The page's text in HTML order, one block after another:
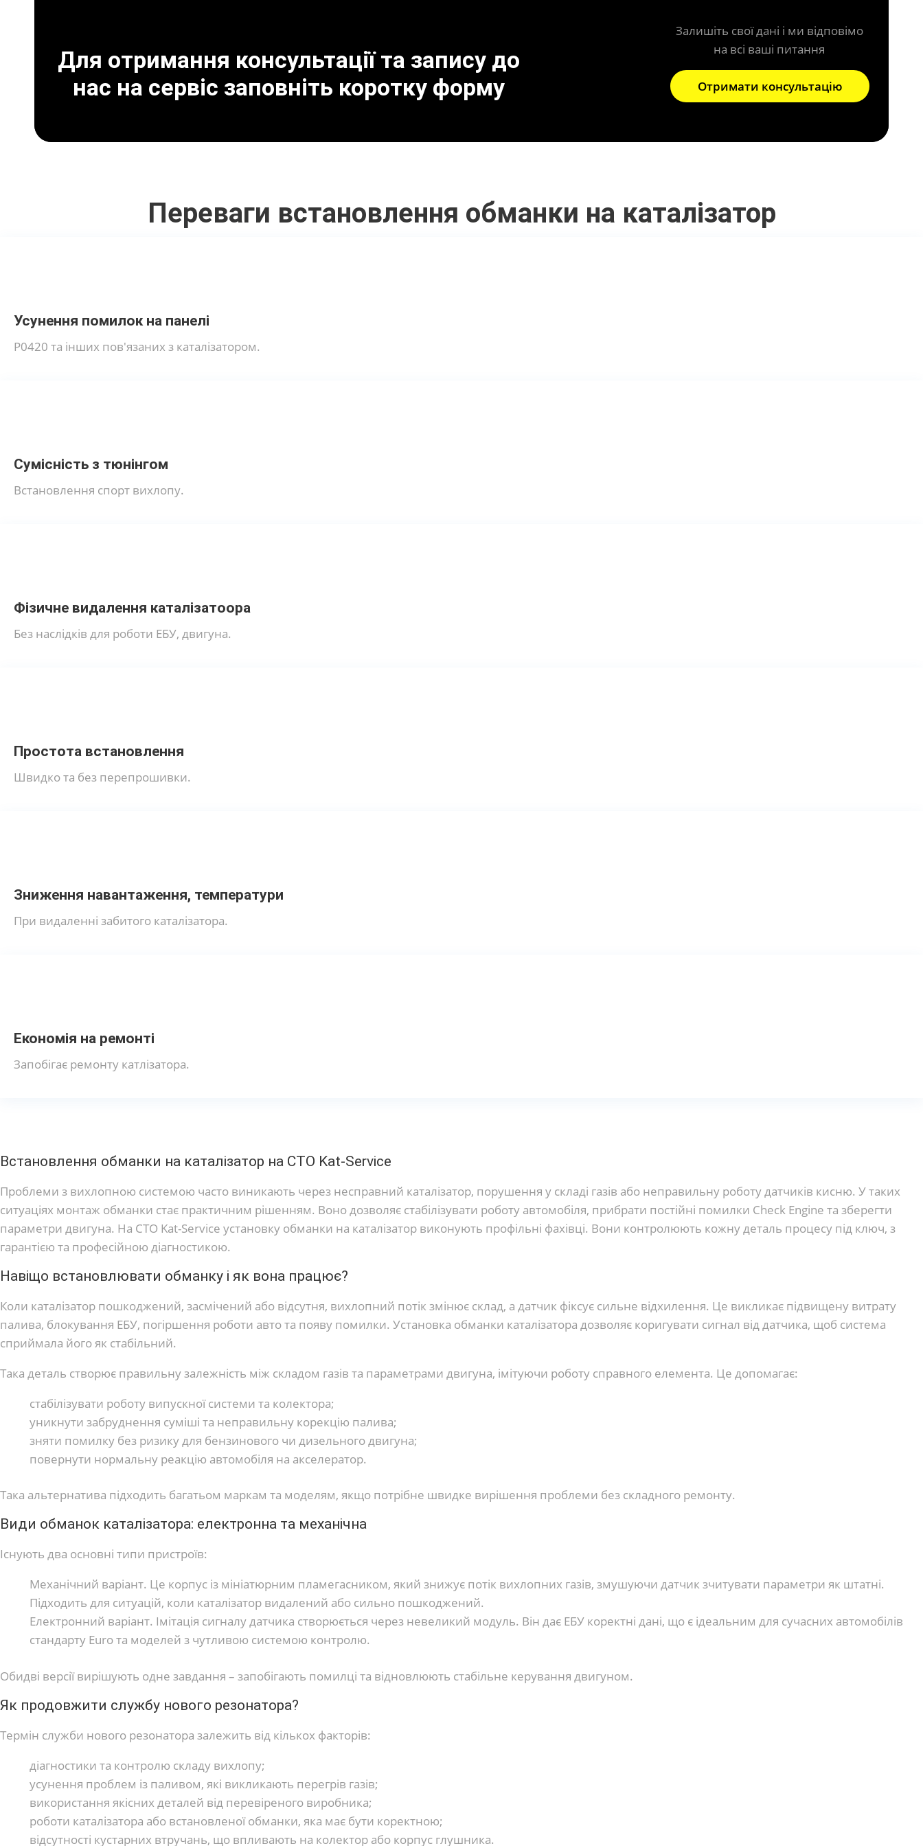
Для отримання консультації та запису до
нас на сервіс заповніть коротку форму
Залишіть свої дані і ми відповімо
на всі ваші питання
Отримати консультацію
Переваги встановлення обманки на каталізатор
Усунення помилок на панелі
Р0420 та інших пов'язаних з каталізатором.
Сумісність з тюнінгом
Встановлення спорт вихлопу.
Фізичне видалення каталізатоора
Без наслідків для роботи ЕБУ, двигуна.
Простота встановлення
Швидко та без перепрошивки.
Зниження навантаження, температури
При видаленні забитого каталізатора.
Економія на ремонті
Запобігає ремонту катлізатора.
Встановлення обманки на каталізатор на СТО Kat-Service
Проблеми з вихлопною системою часто виникають через несправний каталізатор, порушення у складі газів або неправильну роботу датчиків кисню. У таких
ситуаціях монтаж обманки стає практичним рішенням. Воно дозволяє стабілізувати роботу автомобіля, прибрати постійні помилки Check Engine та зберегти
параметри двигуна. На СТО Kat-Service установку обманки на каталізатор виконують профільні фахівці. Вони контролюють кожну деталь процесу під ключ, з
гарантією та професійною діагностикою.
Навіщо встановлювати обманку і як вона працює?
Коли каталізатор пошкоджений, засмічений або відсутня, вихлопний потік змінює склад, а датчик фіксує сильне відхилення. Це викликає підвищену витрату
палива, блокування ЕБУ, погіршення роботи авто та появу помилки. Установка обманки каталізатора дозволяє коригувати сигнал від датчика, щоб система
сприймала його як стабільний.
Така деталь створює правильну залежність між складом газів та параметрами двигуна, імітуючи роботу справного елемента. Це допомагає:
стабілізувати роботу випускної системи та колектора;
уникнути забруднення суміші та неправильну корекцію палива;
зняти помилку без ризику для бензинового чи дизельного двигуна;
повернути нормальну реакцію автомобіля на акселератор.
Така альтернатива підходить багатьом маркам та моделям, якщо потрібне швидке вирішення проблеми без складного ремонту.
Види обманок каталізатора: електронна та механічна
Існують два основні типи пристроїв:
Механічний варіант. Це корпус із мініатюрним пламегасником, який знижує потік вихлопних газів, змушуючи датчик зчитувати параметри як штатні.
Підходить для ситуацій, коли каталізатор видалений або сильно пошкоджений.
Електронний варіант. Імітація сигналу датчика створюється через невеликий модуль. Він дає ЕБУ коректні дані, що є ідеальним для сучасних автомобілів
стандарту Euro та моделей з чутливою системою контролю.
Обидві версії вирішують одне завдання – запобігають помилці та відновлюють стабільне керування двигуном.
Як продовжити службу нового резонатора?
Термін служби нового резонатора залежить від кількох факторів:
діагностики та контролю складу вихлопу;
усунення проблем із паливом, які викликають перегрів газів;
використання якісних деталей від перевіреного виробника;
роботи каталізатора або встановленої обманки, яка має бути коректною;
відсутності кустарних втручань, що впливають на колектор або корпус глушника.